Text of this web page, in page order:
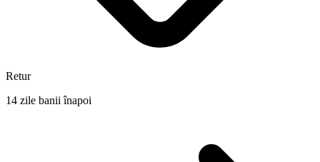
Retur
14 zile banii înapoi